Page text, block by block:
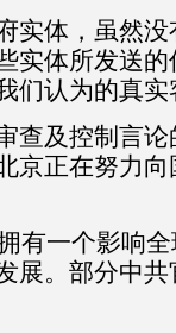
实体，虽然
实体所发送
们认为的真
查及控制言
京正在努力
有一个影响
展。部分中